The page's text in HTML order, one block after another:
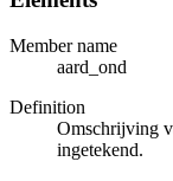
Member name
aard_ond
Definition
Omschrijving
ingetekend.